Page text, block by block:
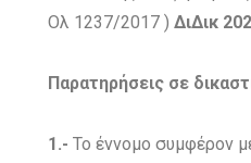
Ολ 1237/2017 )ΔιΔικ
Παρατηρήσεις σε
1.-Το έννομο συμφέρον